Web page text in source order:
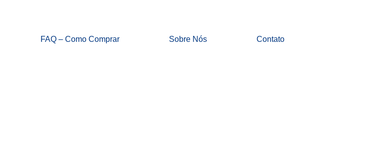
FAQ – Como Comprar Sobre Nós Contato